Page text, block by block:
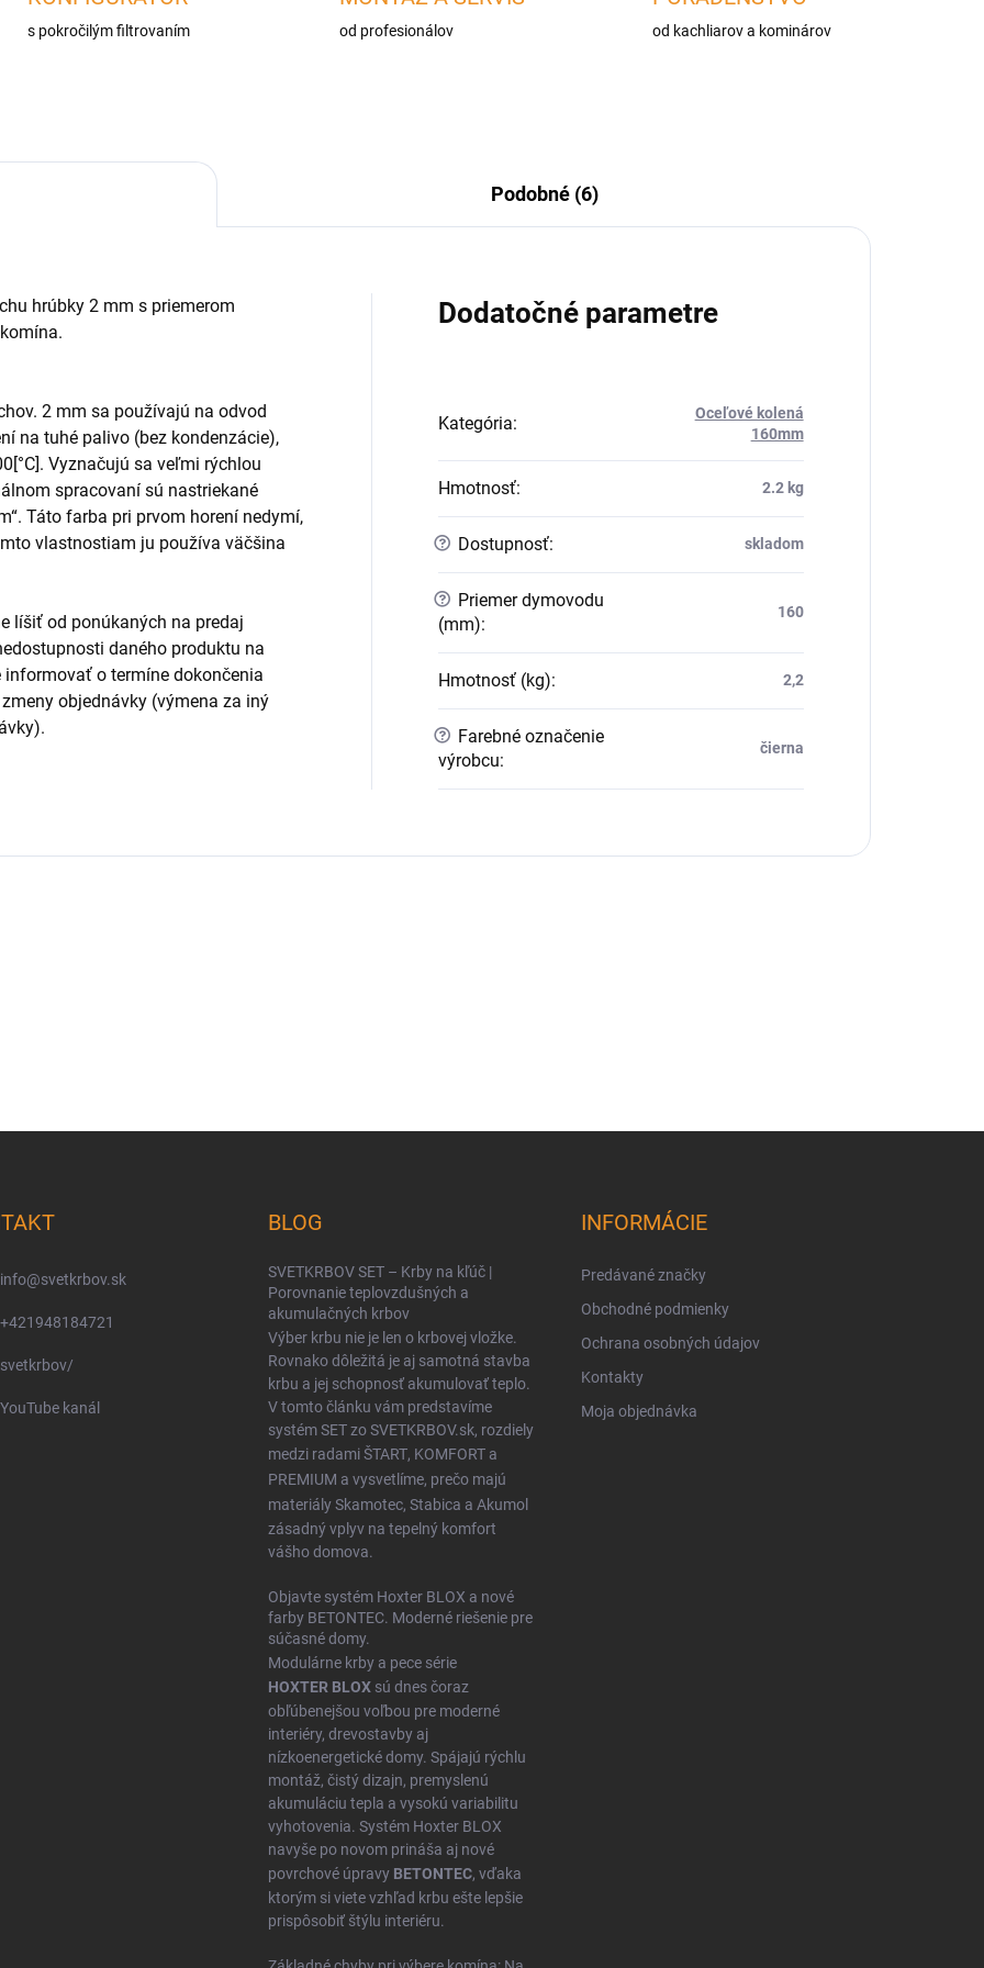
s pokročilým filtrovaním od profesionálov od kachliarov a kominárov
Podobné (6)
hrúbky 2 mm s priemerom
2 mm sa používajú na odvod
na tuhé palivo (bez kondenzácie),
Vyznačujú sa veľmi rýchlou
spracovaní sú nastriekané
Táto farba pri prvom horení nedymí,
vlastnostiam ju používa väčšina
líšiť od ponúkaných na predaj
daného produktu na
o termíne dokončenia
objednávky (výmena za iný
Dodatočné parametre
Kategória:
Oceľové kolená
160mm
Hmotnosť: 2.2 kg
? Dostupnosť: skladom
?
Priemer dymovodu
(mm):
160
Hmotnosť (kg): 2,2
?
Farebné označenie
výrobcu:
čierna
info@svetkrbov.sk
+421948184721
svetkrbov/
YouTube kanál
BLOG
SVETKRBOV SET – Krby na kľúč |
Porovnanie teplovzdušných a
akumulačných krbov
Výber krbu nie je len o krbovej vložke.
Rovnako dôležitá je aj samotná stavba
krbu a jej schopnosť akumulovať teplo.
V tomto článku vám predstavíme
systém SET zo SVETKRBOV.sk, rozdiely
medzi radamiŠTART, KOMFORT a
PREMIUM a vysvetlíme, prečo majú
materiálySkamotec, Stabica a Akumol
zásadný vplyv na tepelný komfort
vášho domova.
Objavte systém Hoxter BLOX a nové
farby BETONTEC. Moderné riešenie pre
súčasné domy.
Modulárne krby a pece série
HOXTER BLOX sú dnes čoraz
obľúbenejšou voľbou pre moderné
interiéry, drevostavby aj
nízkoenergetické domy. Spájajú rýchlu
montáž, čistý dizajn, premyslenú
akumuláciu tepla a vysokú variabilitu
vyhotovenia. Systém Hoxter BLOX
navyše po novom prináša aj nové
povrchové úpravy BETONTEC, vďaka
ktorým si viete vzhľad krbu ešte lepšie
prispôsobiť štýlu interiéru.
INFORMÁCIE
Predávané značky
Obchodné podmienky
Ochrana osobných údajov
Kontakty
Moja objednávka